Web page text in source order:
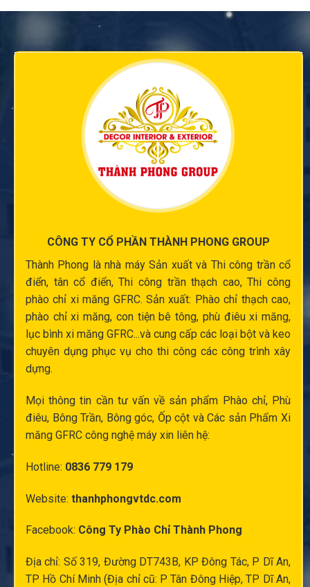
CÔNG TY CỔ PHẦN THÀNH PHONG GROUP
Thành Phong là nhà máy Sản xuất và Thi công trần cổ
điển, tân cổ điển,Thi công trần thạch cao,Thi công
phào chỉ xi măng GFRC. Sản xuất: Phào chỉ thạch cao,
phào chỉ xi măng, con tiện bê tông, phù điêu xi măng,
lục bình xi măng GFRC...và cung cấp các loại bột và keo
chuyên dụng phục vụ cho thi công các công trình xây
dựng.
Mọi thông tin cần tư vấn về sản phẩm Phào chỉ, Phù
điêu, Bông Trần, Bông góc, Ốp cột và Các sản Phẩm Xi
măng GFRC công nghệ máy xin liên hệ:
Hotline: 0836 779 179
Website: thanhphongvtdc.com
Facebook: Công Ty Phào Chỉ Thành Phong
Địa chỉ: Số 319, Đường DT743B, KP Đông Tác, P Dĩ An,
TP Hồ Chí Minh (Địa chỉ cũ: P Tân Đông Hiệp, TP Dĩ An,